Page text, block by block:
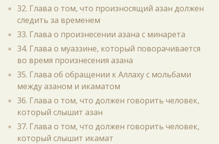
32. Глава о том, что произносящий азан должен
следить за временем
33. Глава о произнесении азана с минарета
34. Глава о муаззине, который поворачивается
во время произнесения азана
35. Глава об обращении к Аллаху с мольбами
между азаном и икаматом
36. Глава о том, что должен говорить человек,
который слышит азан
37. Глава о том, что должен говорить человек,
который слышит икамат